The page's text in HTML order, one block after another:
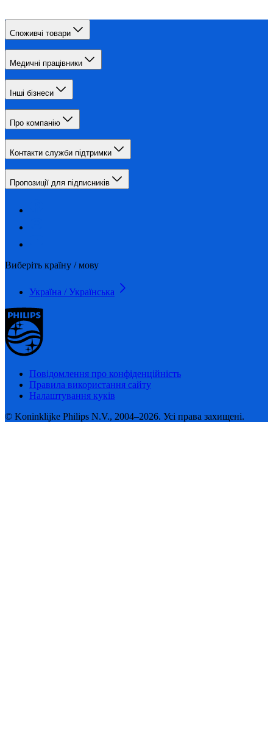
Споживчі товари
Медичні працівники
Інші бізнеси
Про компанію
Контакти служби підтримки
Пропозиції для підписників
Виберіть країну / мову
Україна / Українська
Повідомлення про конфіденційність
Правила використання сайту
Налаштування куків
© Koninklijke Philips N.V., 2004–2026. Усі права захищені.